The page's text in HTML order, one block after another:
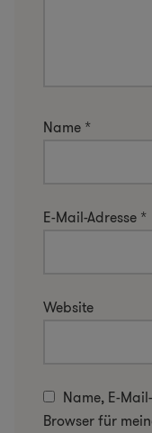
Name *
E-Mail-Adresse *
Website
Name, E-
Browser für